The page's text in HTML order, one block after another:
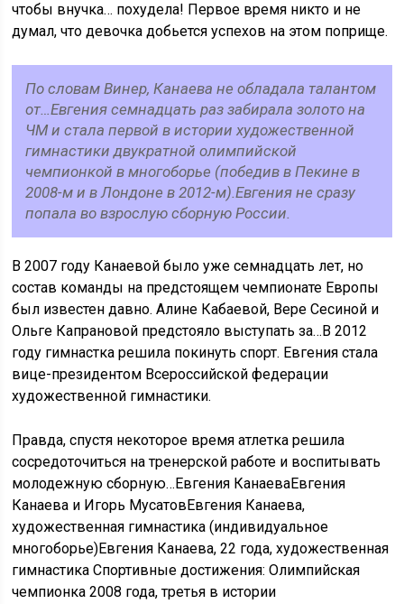
чтобы внучка… похудела! Первое время никто и не
думал, что девочка добьется успехов на этом поприще.
По словам Винер, Канаева не обладала талантом
от…Евгения семнадцать раз забирала золото на
ЧМ и стала первой в истории художественной
гимнастики двукратной олимпийской
чемпионкой в многоборье (победив в Пекине в
2008-м и в Лондоне в 2012-м).Евгения не сразу
попала во взрослую сборную России.
В 2007 году Канаевой было уже семнадцать лет, но
состав команды на предстоящем чемпионате Европы
был известен давно. Алине Кабаевой, Вере Сесиной и
Ольге Капрановой предстояло выступать за…В 2012
году гимнастка решила покинуть спорт. Евгения стала
вице-президентом Всероссийской федерации
художественной гимнастики.
Правда, спустя некоторое время атлетка решила
сосредоточиться на тренерской работе и воспитывать
молодежную сборную…Евгения КанаеваЕвгения
Канаева и Игорь МусатовЕвгения Канаева,
художественная гимнастика (индивидуальное
многоборье)Евгения Канаева, 22 года, художественная
гимнастика Спортивные достижения: Олимпийская
чемпионка 2008 года, третья в истории